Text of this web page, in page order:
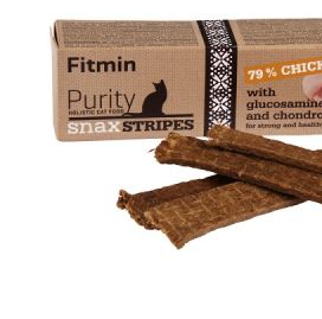
Prijavi se